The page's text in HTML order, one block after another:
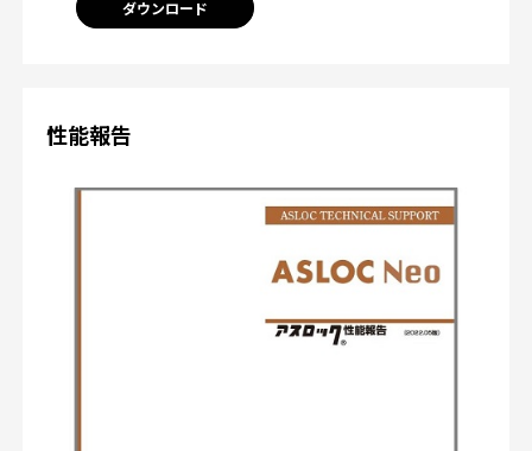
ダウンロード
性能報告